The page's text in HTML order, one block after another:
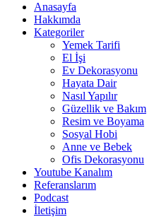
Anasayfa
Hakkımda
Kategoriler
Yemek Tarifi
El İşi
Ev Dekorasyonu
Hayata Dair
Nasıl Yapılır
Güzellik ve Bakım
Resim ve Boyama
Sosyal Hobi
Anne ve Bebek
Ofis Dekorasyonu
Youtube Kanalım
Referanslarım
Podcast
İletişim